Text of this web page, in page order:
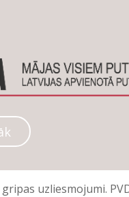
uzliesmojumi.